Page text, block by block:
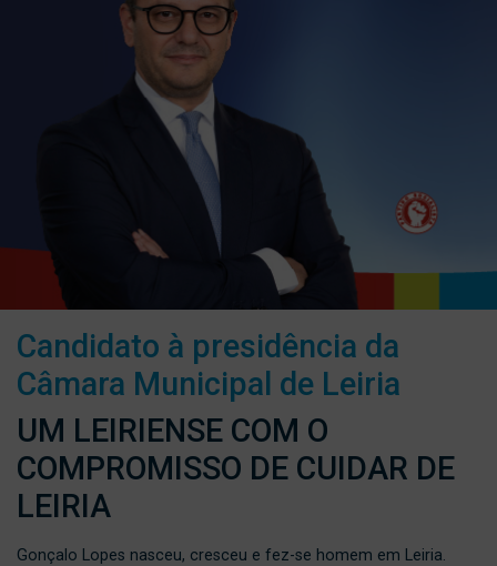
Candidato à presidência da
Câmara Municipal de Leiria
UM LEIRIENSE COM O
COMPROMISSO DE CUIDAR DE
LEIRIA
Gonçalo Lopes nasceu, cresceu e fez-se homem em Leiria.